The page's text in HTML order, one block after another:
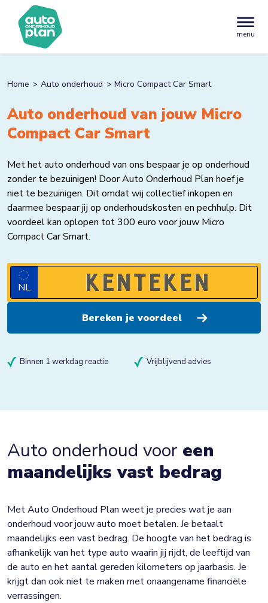
menu
Home Auto onderhoud Micro Compact Car Smart
Auto onderhoud van jouw Micro
Compact Car Smart
Met het auto onderhoud van ons bespaar je op onderhoud
zonder te bezuinigen! Door Auto Onderhoud Plan hoef je
niet te bezuinigen. Dit omdat wij collectief inkopen en
daarmee bespaar jij op onderhoudskosten en pechhulp. Dit
voordeel kan oplopen tot 300 euro voor jouw Micro
Compact Car Smart.
NL
Binnen 1 werkdag reactie Vrijblijvend advies
Auto onderhoud voor een
maandelijks vast bedrag
Met Auto Onderhoud Plan weet je precies wat je aan
onderhoud voor jouw auto moet betalen. Je betaalt
maandelijks een vast bedrag. De hoogte van het bedrag is
afhankelijk van het type auto waarin jij rijdt, de leeftijd van
de auto en het aantal gereden kilometers op jaarbasis. Je
krijgt dan ook niet te maken met onaangename financiële
verrassingen.